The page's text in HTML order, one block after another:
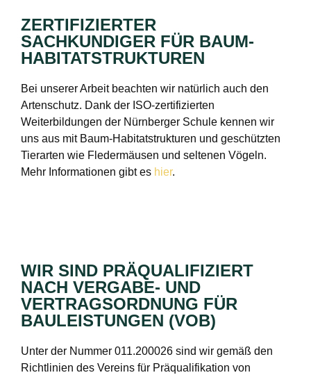
ZERTIFIZIERTER
SACHKUNDIGER FÜR BAUM-
HABITATSTRUKTUREN
Bei unserer Arbeit beachten wir natürlich auch den
Artenschutz. Dank der ISO-zertifizierten
Weiterbildungen der Nürnberger Schule kennen wir
uns aus mit Baum-Habitatstrukturen und geschützten
Tierarten wie Fledermäusen und seltenen Vögeln.
Mehr Informationen gibt es hier.
WIR SIND PRÄQUALIFIZIERT
NACH VERGABE- UND
VERTRAGSORDNUNG FÜR
BAULEISTUNGEN (VOB)
Unter der Nummer 011.200026 sind wir gemäß den
Richtlinien des Vereins für Präqualifikation von